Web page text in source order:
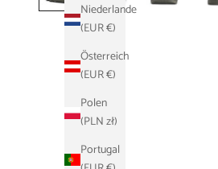
Niederlande
(EUR €)
Österreich
(EUR €)
Polen
(PLN zł)
Portugal